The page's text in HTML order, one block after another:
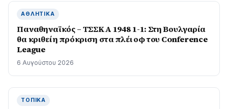
ΑΘΛΗΤΙΚΆ
Παναθηναϊκός – ΤΣΣΚΑ 1948 1-1: Στη Βουλγαρία
θα κριθεί η πρόκριση στα πλέι οφ του Conference
League
6 Αυγούστου 2026
ΤΟΠΙΚΆ